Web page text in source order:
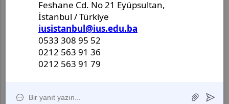
Doctoral Dissertation Defense
Announcement - Mr. Alper
Fener
Master's Thesis Defense
Kalem